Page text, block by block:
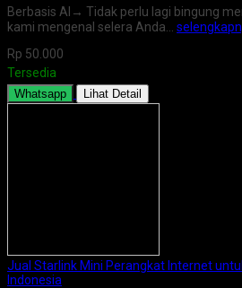
Berbasis AI→ Tidak perlu lagi bingung
kami mengenal selera Anda…
Rp 50.000
Tersedia
Whatsapp Lihat Detail
Jual Starlink Mini Perangkat Internet
Indonesia